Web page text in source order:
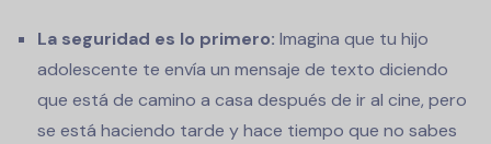
La seguridad es lo primero: Imagina que tu hijo
adolescente te envía un mensaje de texto diciendo
que está de camino a casa después de ir al cine, pero
se está haciendo tarde y hace tiempo que no sabes